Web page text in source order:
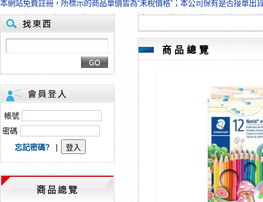
本網站免費註冊，所標示的商品單價皆為“未稅價格”；本公司保有是否接單出
HP、EPSON、CANON原廠耗材價格浮動，下單前請先跟客服人員確認最新
本網站免費註冊，所標示的商品單價皆為“未稅價格”；本公司保有是否接單出
匯款客戶請注意！因商品繁複來不及發現短缺，遂待客服人員跟您確認訂單
本網站免費註冊，所標示的商品單價皆為“未稅價格”；本公司保有是否接單出
茲因國際情勢變化石油及塑化原物料波動漲幅甚大，部份上游供應商已採取
本網站免費註冊，所標示的商品單價皆為“未稅價格”；本公司保有是否接單出
HP、EPSON、CANON原廠耗材價格浮動，下單前請先跟客服人員確認最新
本網站免費註冊，所標示的商品單價皆為“未稅價格”；本公司保有是否接單出
匯款客戶請注意！因商品繁複來不及發現短缺，遂待客服人員跟您確認訂單
本網站免費註冊，所標示的商品單價皆為“未稅價格”；本公司保有是否接單出
帳號
密碼
忘記密碼?
商品總覽